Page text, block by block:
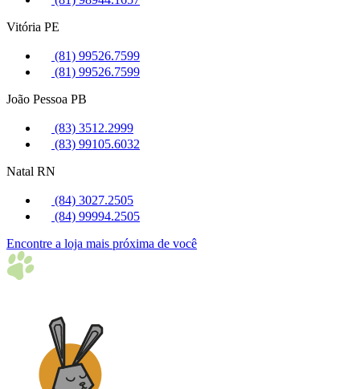
Vitória PE
(81) 99526.7599
(81) 99526.7599
João Pessoa PB
(83) 3512.2999
(83) 99105.6032
Natal RN
(84) 3027.2505
(84) 99994.2505
Encontre a loja mais próxima de você